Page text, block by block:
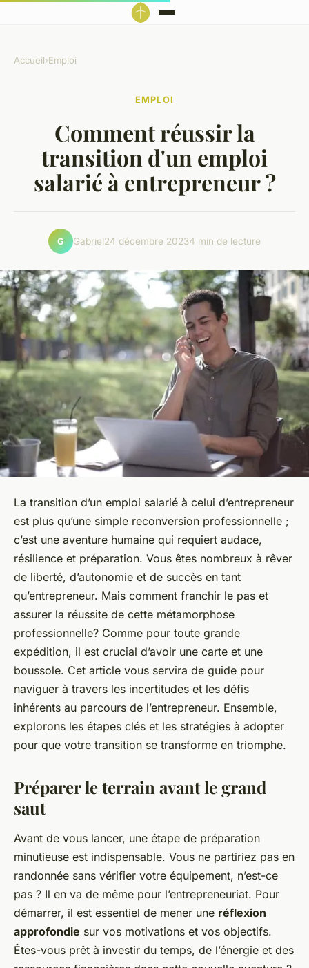
Accueil›Emploi
EMPLOI
Comment réussir la
transition d'un emploi
salarié à entrepreneur ?
G Gabriel24 décembre 20234 min de lecture
La transition d’un emploi salarié à celui d’entrepreneur
est plus qu’une simple reconversion professionnelle ;
c’est une aventure humaine qui requiert audace,
résilience et préparation. Vous êtes nombreux à rêver
de liberté, d’autonomie et de succès en tant
qu’entrepreneur. Mais comment franchir le pas et
assurer la réussite de cette métamorphose
professionnelle? Comme pour toute grande
expédition, il est crucial d’avoir une carte et une
boussole. Cet article vous servira de guide pour
naviguer à travers les incertitudes et les défis
inhérents au parcours de l’entrepreneur. Ensemble,
explorons les étapes clés et les stratégies à adopter
pour que votre transition se transforme en triomphe.
Préparer le terrain avant le grand
saut
Avant de vous lancer, une étape de préparation
minutieuse est indispensable. Vous ne partiriez pas en
randonnée sans vérifier votre équipement, n’est-ce
pas ? Il en va de même pour l’entrepreneuriat. Pour
démarrer, il est essentiel de mener une réflexion
approfondie sur vos motivations et vos objectifs.
Êtes-vous prêt à investir du temps, de l’énergie et des